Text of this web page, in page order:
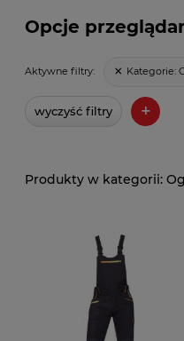
Opcje
Aktywne filtry: Kategorie:
wyczyść filtry +